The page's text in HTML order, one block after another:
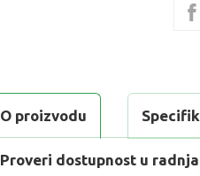
O proizvodu
Proveri dostupnost u